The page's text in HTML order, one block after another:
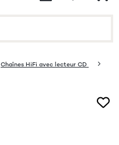
Chaînes HiFi avec lecteur CD